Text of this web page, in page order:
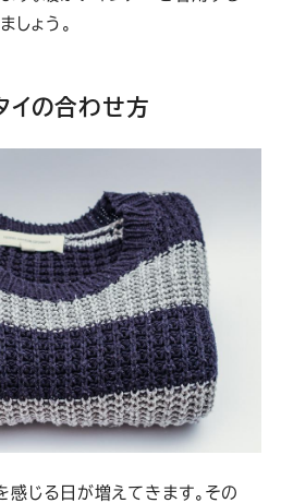
しょう。
イの合わせ方
感じる日が増えてきます。その